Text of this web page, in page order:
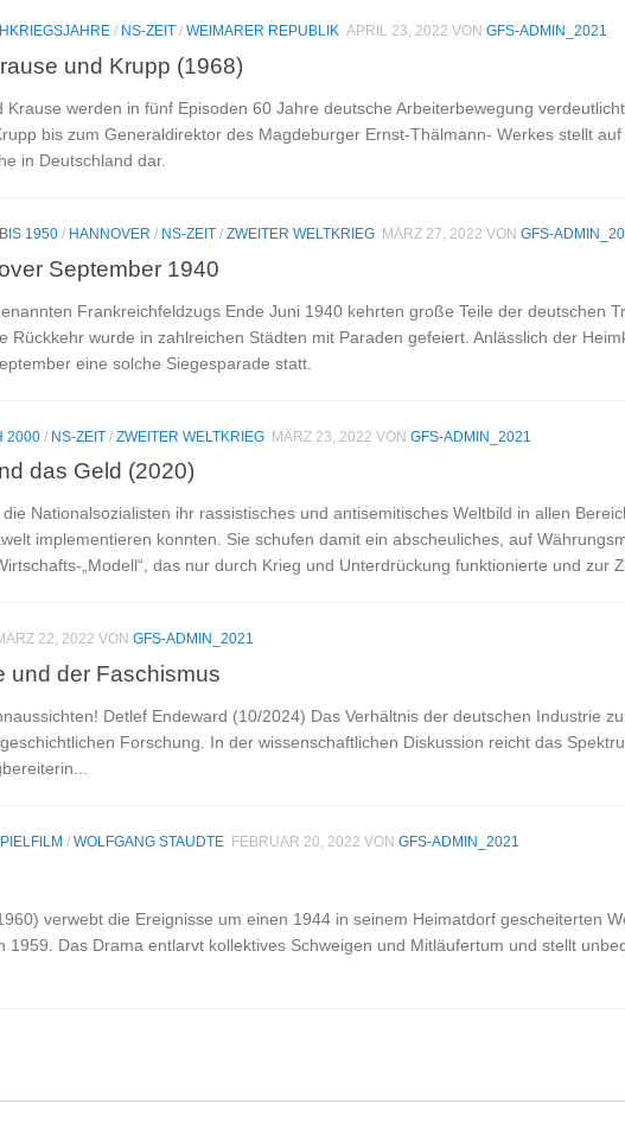
/ NS-ZEIT / WEIMARER REPUBLIK APRIL 23, 2022 VON GFS-ADMIN_2021
und Krupp (1968)
Krause werden in fünf Episoden 60 Jahre deutsche Arbeiterbewegung
bis zum Generaldirektor des Magdeburger Ernst-Thälmann- Werkes stellt
in Deutschland dar.
1950 / HANNOVER / NS-ZEIT / ZWEITER WELTKRIEG MÄRZ 27, 2022 VON GFS-
September 1940
Frankreichfeldzugs Ende Juni 1940 kehrten große Teile der deutschen
Rückkehr wurde in zahlreichen Städten mit Paraden gefeiert. Anlässlich der
eine solche Siegesparade statt.
2000 / NS-ZEIT / ZWEITER WELTKRIEG MÄRZ 23, 2022 VON GFS-ADMIN_2021
das Geld (2020)
Nationalsozialisten ihr rassistisches und antisemitisches Weltbild in allen
implementieren konnten. Sie schufen damit ein abscheuliches, auf
„Modell“, das nur durch Krieg und Unterdrückung funktionierte und zur
22, 2022 VON GFS-ADMIN_2021
und der Faschismus
Detlef Endeward (10/2024) Das Verhältnis der deutschen Industrie
Forschung. In der wissenschaftlichen Diskussion reicht das
/ WOLFGANG STAUDTE FEBRUAR 20, 2022 VON GFS-ADMIN_2021
verwebt die Ereignisse um einen 1944 in seinem Heimatdorf gescheiterten
1959. Das Drama entlarvt kollektives Schweigen und Mitläufertum und stellt